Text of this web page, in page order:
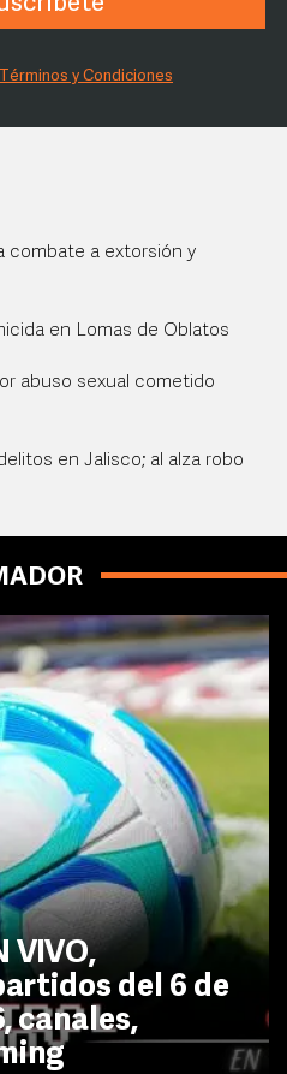
Términos y Condiciones
combate a extorsión y
en Lomas de Oblatos
abuso sexual cometido
en Jalisco; al alza robo
VIVO,
del 6 de
canales,